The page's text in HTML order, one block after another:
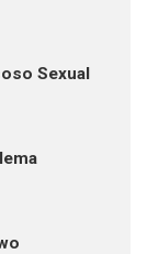
Sexual